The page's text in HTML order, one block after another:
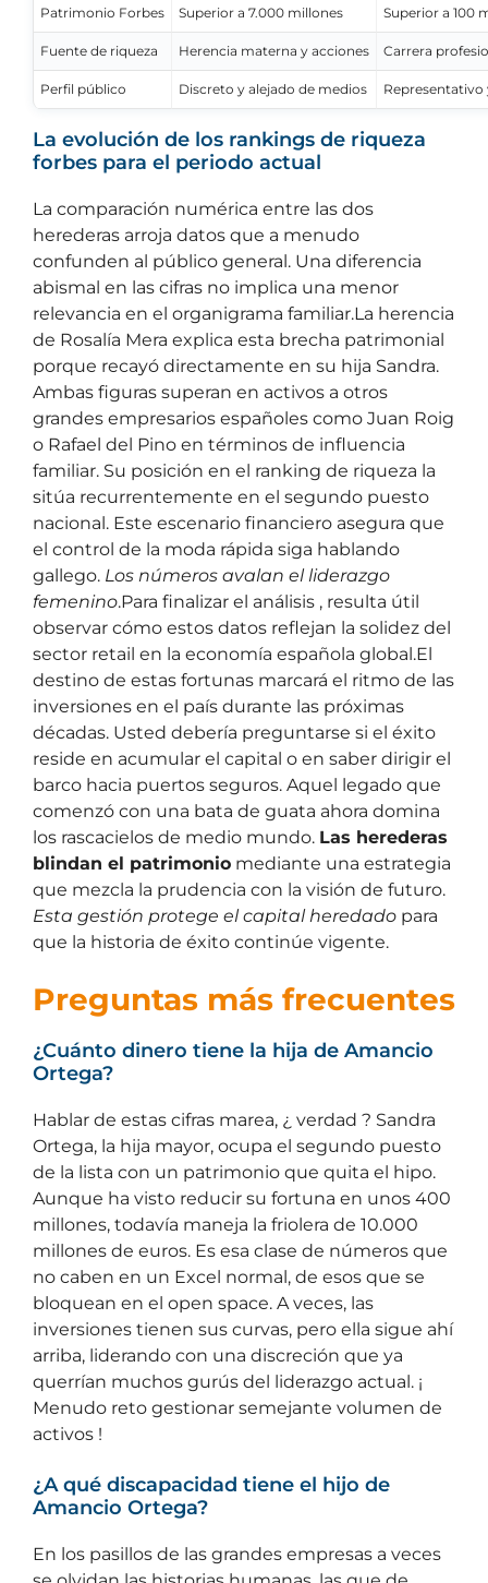
Patrimonio Forbes Superior a 7.000 millones Superior a 100
Fuente de riqueza Herencia materna y acciones Carrera
Perfil público Discreto y alejado de medios
La evolución de los rankings de riqueza
forbes para el periodo actual
La comparación numérica entre las dos
herederas arroja datos que a menudo
confunden al público general. Una diferencia
abismal en las cifras no implica una menor
relevancia en el organigrama familiar.La herencia
de Rosalía Mera explica esta brecha patrimonial
porque recayó directamente en su hija Sandra.
Ambas figuras superan en activos a otros
grandes empresarios españoles como Juan Roig
o Rafael del Pino en términos de influencia
familiar. Su posición en el ranking de riqueza la
sitúa recurrentemente en el segundo puesto
nacional. Este escenario financiero asegura que
el control de la moda rápida siga hablando
gallego. Los números avalan el liderazgo
femenino.Para finalizar el análisis , resulta útil
observar cómo estos datos reflejan la solidez del
sector retail en la economía española global.El
destino de estas fortunas marcará el ritmo de las
inversiones en el país durante las próximas
décadas. Usted debería preguntarse si el éxito
reside en acumular el capital o en saber dirigir el
barco hacia puertos seguros. Aquel legado que
comenzó con una bata de guata ahora domina
los rascacielos de medio mundo. Las herederas
blindan el patrimonio mediante una estrategia
que mezcla la prudencia con la visión de futuro.
Esta gestión protege el capital heredado para
que la historia de éxito continúe vigente.
Preguntas más frecuentes
¿Cuánto dinero tiene la hija de Amancio
Ortega?
Hablar de estas cifras marea, ¿ verdad ? Sandra
Ortega, la hija mayor, ocupa el segundo puesto
de la lista con un patrimonio que quita el hipo.
Aunque ha visto reducir su fortuna en unos 400
millones, todavía maneja la friolera de 10.000
millones de euros. Es esa clase de números que
no caben en un Excel normal, de esos que se
bloquean en el open space. A veces, las
inversiones tienen sus curvas, pero ella sigue ahí
arriba, liderando con una discreción que ya
querrían muchos gurús del liderazgo actual. ¡
Menudo reto gestionar semejante volumen de
activos !
¿A qué discapacidad tiene el hijo de
Amancio Ortega?
En los pasillos de las grandes empresas a veces